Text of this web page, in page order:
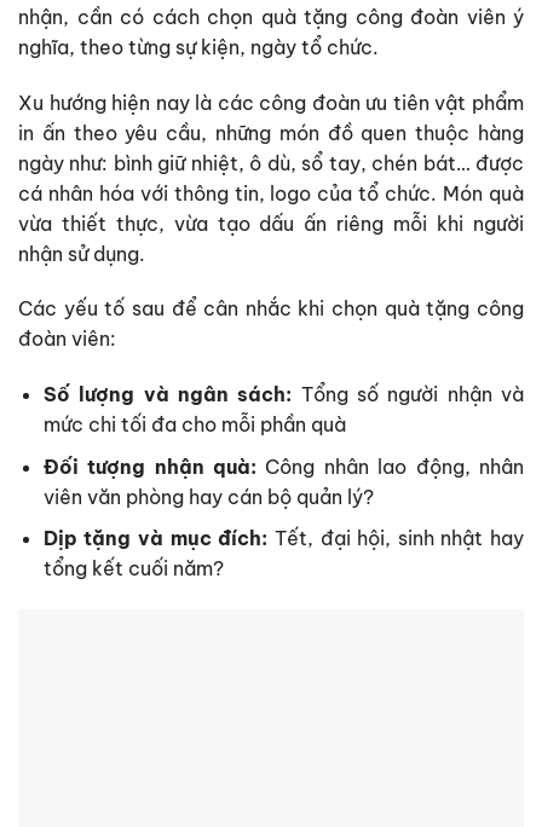
nhận, cần có cách chọn quà tặng công đoàn viên ý
nghĩa, theo từng sự kiện, ngày tổ chức.
Xu hướng hiện nay là các công đoàn ưu tiên vật phẩm
in ấn theo yêu cầu, những món đồ quen thuộc hàng
ngày như: bình giữ nhiệt, ô dù, sổ tay, chén bát… được
cá nhân hóa với thông tin, logo của tổ chức. Món quà
vừa thiết thực, vừa tạo dấu ấn riêng mỗi khi người
nhận sử dụng.
Các yếu tố sau để cân nhắc khi chọn quà tặng công
đoàn viên:
Số lượng và ngân sách: Tổng số người nhận và
mức chi tối đa cho mỗi phần quà
Đối tượng nhận quà: Công nhân lao động, nhân
viên văn phòng hay cán bộ quản lý?
Dịp tặng và mục đích: Tết, đại hội, sinh nhật hay
tổng kết cuối năm?